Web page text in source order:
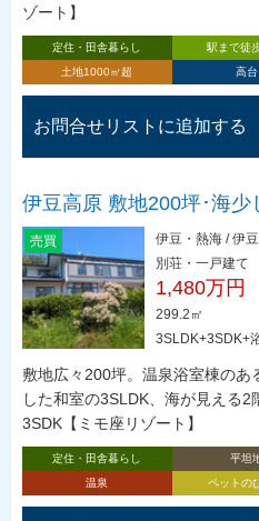
ゾート】
定住・田舎暮らし 駅まで徒
土地1000㎡超
高台
お問合せリストに追加する
伊豆高原 敷地200坪･海
売買
伊豆・熱海 / 伊
別荘・一戸建て
1,480万円
299.2㎡
3SLDK+3SDK+
敷地広々200坪。温泉浴室棟のあ
した和室の3SLDK、海が見える2
3SDK【ミモ座リゾート】
定住・田舎暮らし 平坦
温泉
ペットの